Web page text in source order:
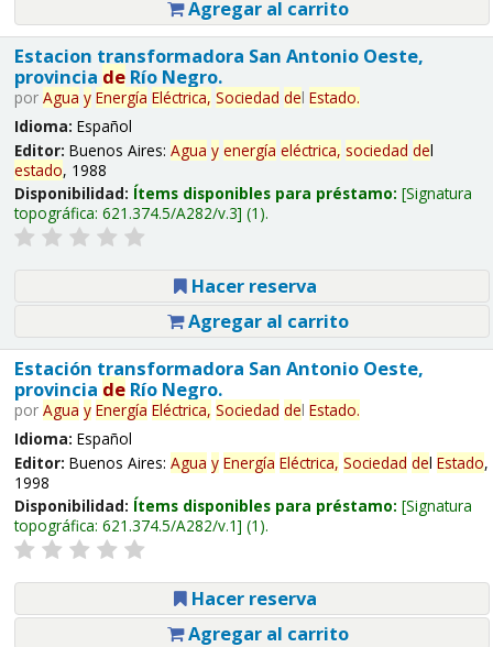
Agregar al carrito
Estacion transformadora San Antonio Oeste,
provincia deRío Negro.
por Agua y Energía Eléctrica, Sociedad del Estado.
Idioma: Español
Editor: Buenos Aires: Agua y energía eléctrica, sociedad del
estado, 1988
Disponibilidad: Ítems disponibles para préstamo: Signatura
topográfica: 621.374.5/A282/v.3 (1).
Hacer reserva
Agregar al carrito
Estación transformadora San Antonio Oeste,
provincia deRío Negro.
por Agua y Energía Eléctrica, Sociedad del Estado.
Idioma: Español
Editor: Buenos Aires: Agua y Energía Eléctrica, Sociedad del Estado,
1998
Disponibilidad: Ítems disponibles para préstamo: Signatura
topográfica: 621.374.5/A282/v.1 (1).
Hacer reserva
Agregar al carrito